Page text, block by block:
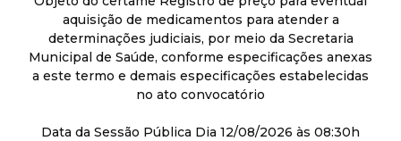
aquisição de medicamentos para atender a
determinações judiciais, por meio da Secretaria
Municipal de Saúde, conforme especificações anexas
a este termo e demais especificações estabelecidas
no ato convocatório
Data da Sessão Pública Dia 12/08/2026 às 08:30h